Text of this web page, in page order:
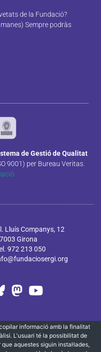
de la Fundació?
Sempre podràs
de Gestió de Qualitat
9001) per Bureau Veritas.
Lluís Companys, 12
Girona
972 213 050
informació amb la finalitat
L'usuari té la possibilitat de
aquestes siguin instal·lades,